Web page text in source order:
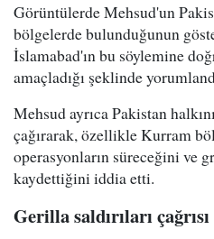
Görüntülerde Mehsud'un
bölgelerde bulunduğunun
İslamabad'ın bu söylemine
amaçladığı şeklinde
Mehsud ayrıca Pakistan
çağırarak, özellikle Kurram
operasyonların süreceğini ve
kaydettiğini iddia etti.
Gerilla saldırıları çağrısı